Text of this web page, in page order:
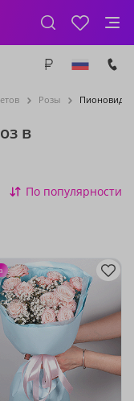
Розы
в
По популярности